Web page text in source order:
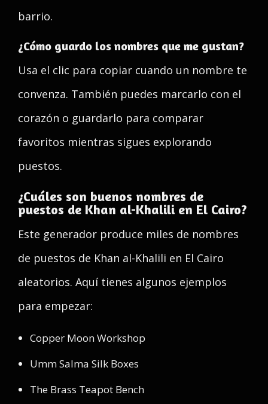
barrio.
¿Cómo guardo los nombres que me gustan?
Usa el clic para copiar cuando un nombre te
convenza. También puedes marcarlo con el
corazón o guardarlo para comparar
favoritos mientras sigues explorando
puestos.
¿Cuáles son buenos nombres de
puestos de Khan al-Khalili en El Cairo?
Este generador produce miles de nombres
de puestos de Khan al-Khalili en El Cairo
aleatorios. Aquí tienes algunos ejemplos
para empezar:
Copper Moon Workshop
Umm Salma Silk Boxes
The Brass Teapot Bench